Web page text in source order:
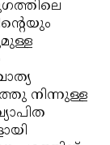
നിന്നുള്ള